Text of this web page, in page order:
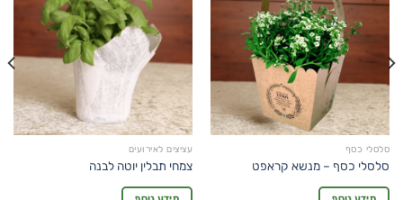
סלסלי כסף
סלסלי כסף – מנשא קראפט
עציצים לאירועים
צמחי תבלין יוטה לבנה